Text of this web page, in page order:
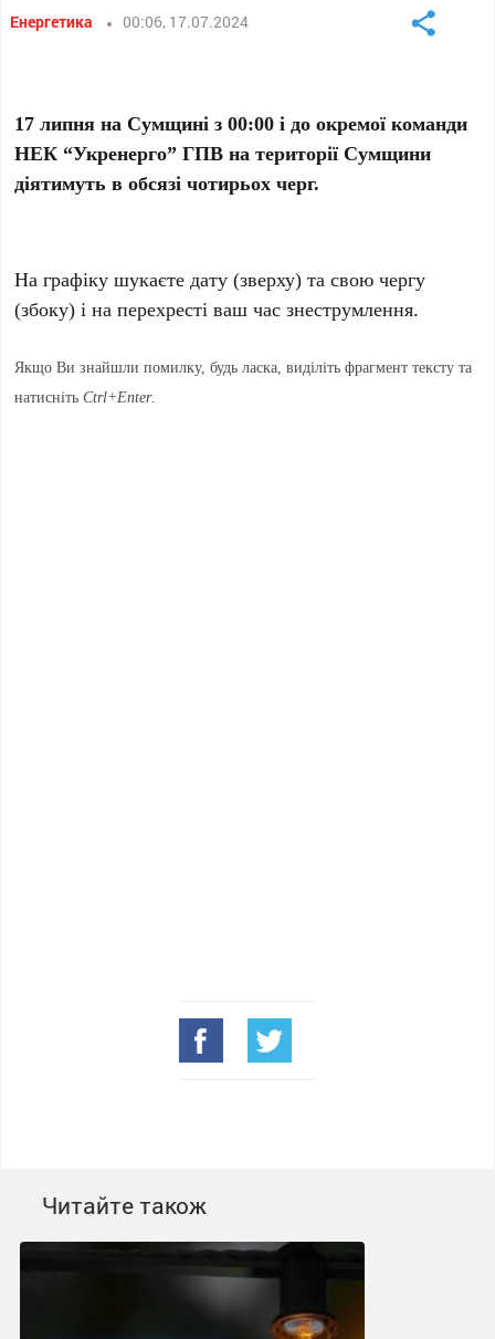
Енергетика 00:06, 17.07.2024
17 липня на Сумщині з 00:00 і до окремої команди
НЕК “Укренерго” ГПВ на території Сумщини
діятимуть в обсязі чотирьох черг.
На графіку шукаєте дату (зверху) та свою чергу
(збоку) і на перехресті ваш час знеструмлення.
Якщо Ви знайшли помилку, будь ласка, виділіть фрагмент тексту та
натиснітьCtrl+Enter.
Читайте також